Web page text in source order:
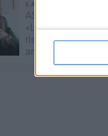
6 AGOSTO 2026
ASM Molfetta,
«Le mie dimissioni
rispetto verso la
amministrazione»